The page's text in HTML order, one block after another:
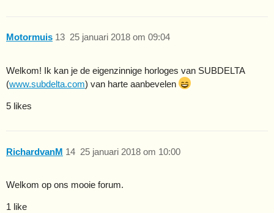
Motormuis 25 januari 2018 om 09:04
13
Welkom! Ik kan je de eigenzinnige horloges van SUBDELTA
(www.subdelta.com) van harte aanbevelen
5 likes
RichardvanM 25 januari 2018 om 10:00
14
Welkom op ons mooie forum.
1 like